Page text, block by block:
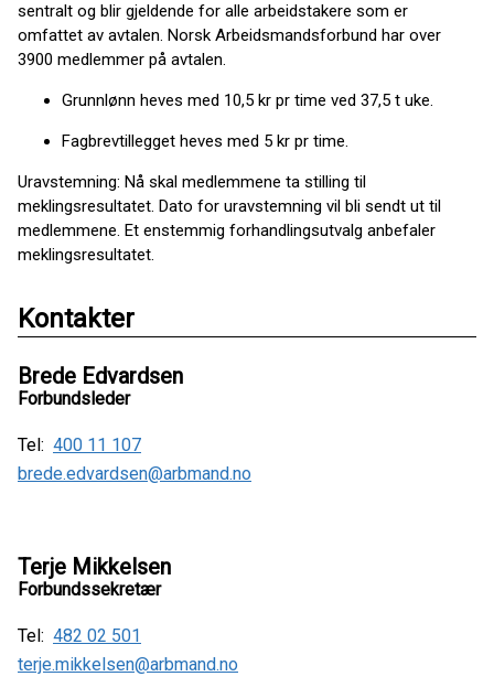
sentralt og blir gjeldende for alle arbeidstakere som er
omfattet av avtalen. Norsk Arbeidsmandsforbund har over
3900 medlemmer på avtalen.
Grunnlønn heves med 10,5 kr pr time ved 37,5 t uke.
Fagbrevtillegget heves med 5 kr pr time.
Uravstemning: Nå skal medlemmene ta stilling til
meklingsresultatet. Dato for uravstemning vil bli sendt ut til
medlemmene. Et enstemmig forhandlingsutvalg anbefaler
meklingsresultatet.
Kontakter
Brede Edvardsen
Forbundsleder
Tel: 400 11 107
brede.edvardsen@arbmand.no
Terje Mikkelsen
Forbundssekretær
Tel: 482 02 501
terje.mikkelsen@arbmand.no